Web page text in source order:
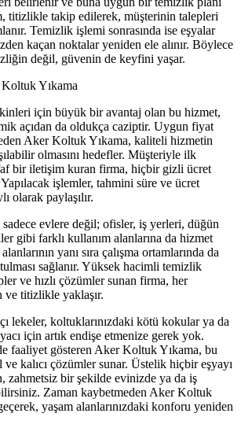
titizlikle takip edilerek, müşterinin talepleri
Temizlik işlemi sonrasında ise eşyalar
kaçan noktalar yeniden ele alınır. Böylece
değil, güvenin de keyfini yaşar.
için büyük bir avantaj olan bu hizmet,
açıdan da oldukça caziptir. Uygun fiyat
Aker Koltuk Yıkama, kaliteli hizmetin
olmasını hedefler. Müşteriyle ilk
bir iletişim kuran firma, hiçbir gizli ücret
Yapılacak işlemler, tahmini süre ve ücret
olarak paylaşılır.
evlere değil; ofisler, iş yerleri, düğün
gibi farklı kullanım alanlarına da hizmet
yanı sıra çalışma ortamlarında da
sağlanır. Yüksek hacimli temizlik
ve hızlı çözümler sunan firma, her
ve titizlikle yaklaşır.
lekeler, koltuklarınızdaki kötü kokular ya da
için artık endişe etmenize gerek yok.
faaliyet gösteren Aker Koltuk Yıkama, bu
kalıcı çözümler sunar. Üstelik hiçbir eşyayı
zahmetsiz bir şekilde evinizde ya da iş
Zaman kaybetmeden Aker Koltuk
yaşam alanlarınızdaki konforu yeniden